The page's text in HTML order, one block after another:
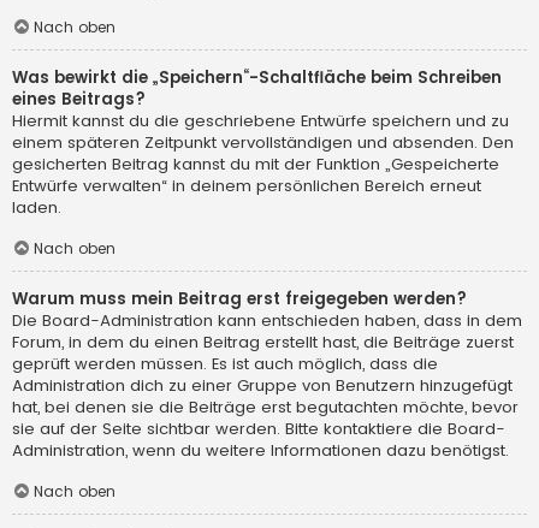
Nach oben
Was bewirkt die „Speichern“-Schaltfläche beim Schreiben
eines Beitrags?
Hiermit kannst du die geschriebene Entwürfe speichern und zu
einem späteren Zeitpunkt vervollständigen und absenden. Den
gesicherten Beitrag kannst du mit der Funktion „Gespeicherte
Entwürfe verwalten“ in deinem persönlichen Bereich erneut
laden.
Nach oben
Warum muss mein Beitrag erst freigegeben werden?
Die Board-Administration kann entschieden haben, dass in dem
Forum, in dem du einen Beitrag erstellt hast, die Beiträge zuerst
geprüft werden müssen. Es ist auch möglich, dass die
Administration dich zu einer Gruppe von Benutzern hinzugefügt
hat, bei denen sie die Beiträge erst begutachten möchte, bevor
sie auf der Seite sichtbar werden. Bitte kontaktiere die Board-
Administration, wenn du weitere Informationen dazu benötigst.
Nach oben